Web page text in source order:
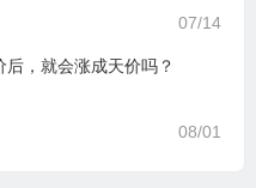
07/14
后，就会涨成天价吗？
08/01